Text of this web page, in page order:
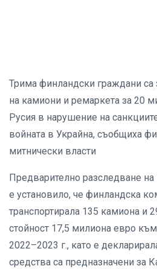
Трима финландски граждани са
на камиони и ремаркета за 20
Русия в нарушение на
войната в Украйна, съобщиха
митнически власти
Предварително разследване на
е установило, че финландска
транспортирала 135 камиона и
стойност 17,5 милиона евро
2022–2023 г., като е
средства са предназначени за